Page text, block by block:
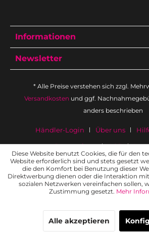
Informationen
Newsletter
* Alle Preise verstehen sich zzgl.
Versandkosten und ggf.
anders beschrieben
Händler-Login Über uns
Datenschutz
AGB
Diese Website benutzt Cookies, die für den
Website erforderlich sind und stets gesetzt
die den Komfort bei Benutzung dieser
Direktwerbung dienen oder die Interaktion
sozialen Netzwerken vereinfachen sollen,
Zustimmung gesetzt. Mehr
Alle akzeptieren